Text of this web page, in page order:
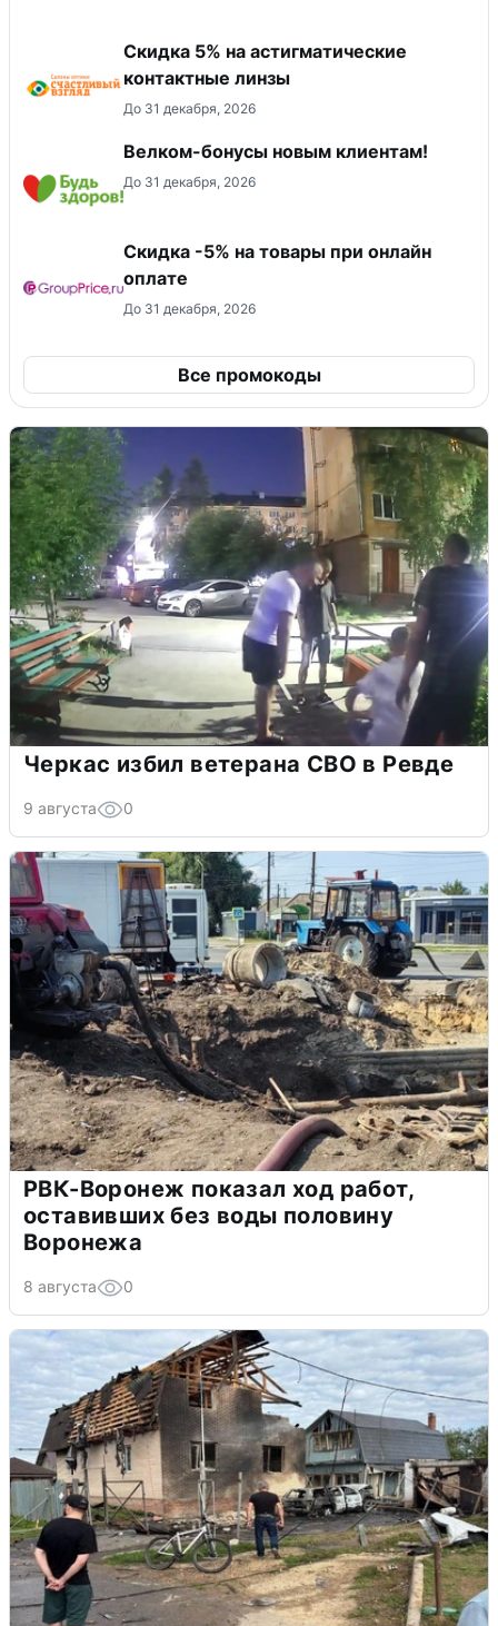
Скидка 5% на астигматические
контактные линзы
До 31 декабря, 2026
Велком-бонусы новым клиентам!
До 31 декабря, 2026
​Скидка -5% на товары при онлайн
оплате
До 31 декабря, 2026
Все промокоды
Черкас избил ветерана СВО в Ревде
9 августа 0
РВК-Воронеж показал ход работ,
оставивших без воды половину
Воронежа
8 августа 0